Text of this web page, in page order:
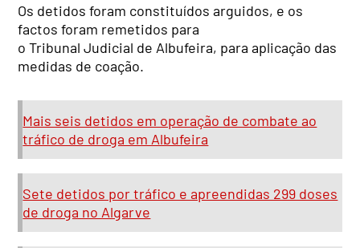
Os detidos foram constituídos arguidos, e os
factos foram remetidos para
o Tribunal Judicial de Albufeira, para aplicação das
medidas de coação.
Mais seis detidos em operação de combate ao
tráfico de droga em Albufeira
Sete detidos por tráfico e apreendidas 299 doses
de droga no Algarve